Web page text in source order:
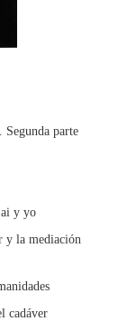
Segunda parte
y yo
y la mediación
cadáver